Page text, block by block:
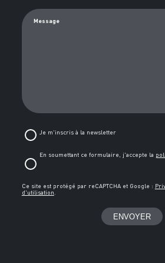
Message
Je m'inscris à la newsletter
En soumettant ce formulaire, j'accepte la
Ce site est protégé par reCAPTCHA et Google :
d'utilisation.